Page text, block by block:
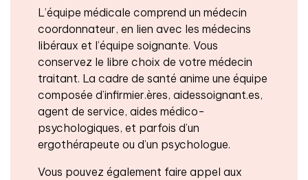
L’équipe médicale comprend un médecin
coordonnateur, en lien avec les médecins
libéraux et l’équipe soignante. Vous
conservez le libre choix de votre médecin
traitant. La cadre de santé anime une équipe
composée d’infirmier.ères, aidessoignant.es,
agent de service, aides médico-
psychologiques, et parfois d’un
ergothérapeute ou d’un psychologue.
Vous pouvez également faire appel aux